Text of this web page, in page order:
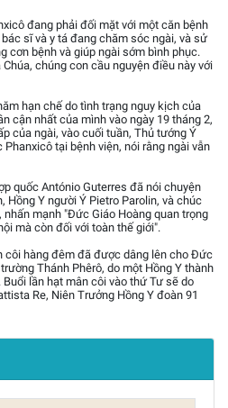
đang phải đối mặt với một căn bệnh
sĩ và y tá đang chăm sóc ngài, và sử
cơn bệnh và giúp ngài sớm bình phục.
chúng con cầu nguyện điều này với
hạn chế do tình trạng nguy kịch của
cận nhất của mình vào ngày 19 tháng 2,
của ngài, vào cuối tuần, Thủ tướng Ý
tại bệnh viện, nói rằng ngài vẫn
quốc António Guterres đã nói chuyện
Hồng Y người Ý Pietro Parolin, và chúc
mạnh "Đức Giáo Hoàng quan trọng
mà còn đối với toàn thế giới".
côi hàng đêm đã được dâng lên cho Đức
Thánh Phêrô, do một Hồng Y thành
lần hạt mân côi vào thứ Tư sẽ do
Re, Niên Trưởng Hồng Y đoàn 91